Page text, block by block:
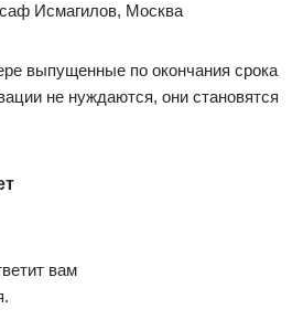
Исмагилов, Москва
выпущенные по окончания срока
не нуждаются, они становятся
вам